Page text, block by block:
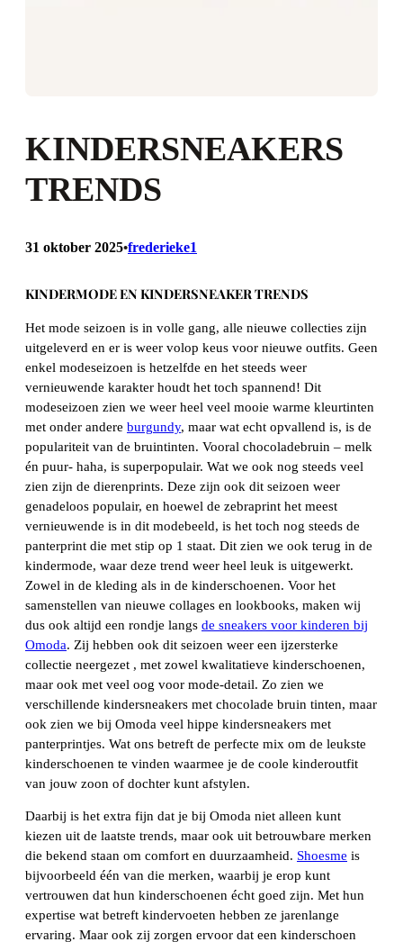
KINDERSNEAKERS
TRENDS
31 oktober 2025•frederieke1
KINDERMODE EN KINDERSNEAKER TRENDS
Het mode seizoen is in volle gang, alle nieuwe collecties zijn
uitgeleverd en er is weer volop keus voor nieuwe outfits. Geen
enkel modeseizoen is hetzelfde en het steeds weer
vernieuwende karakter houdt het toch spannend! Dit
modeseizoen zien we weer heel veel mooie warme kleurtinten
met onder andere burgundy, maar wat echt opvallend is, is de
populariteit van de bruintinten. Vooral chocoladebruin – melk
én puur- haha, is superpopulair. Wat we ook nog steeds veel
zien zijn de dierenprints. Deze zijn ook dit seizoen weer
genadeloos populair, en hoewel de zebraprint het meest
vernieuwende is in dit modebeeld, is het toch nog steeds de
panterprint die met stip op 1 staat. Dit zien we ook terug in de
kindermode, waar deze trend weer heel leuk is uitgewerkt.
Zowel in de kleding als in de kinderschoenen. Voor het
samenstellen van nieuwe collages en lookbooks, maken wij
dus ook altijd een rondje langs de sneakers voor kinderen bij
Omoda. Zij hebben ook dit seizoen weer een ijzersterke
collectie neergezet , met zowel kwalitatieve kinderschoenen,
maar ook met veel oog voor mode-detail. Zo zien we
verschillende kindersneakers met chocolade bruin tinten, maar
ook zien we bij Omoda veel hippe kindersneakers met
panterprintjes. Wat ons betreft de perfecte mix om de leukste
kinderschoenen te vinden waarmee je de coole kinderoutfit
van jouw zoon of dochter kunt afstylen.
Daarbij is het extra fijn dat je bij Omoda niet alleen kunt
kiezen uit de laatste trends, maar ook uit betrouwbare merken
die bekend staan om comfort en duurzaamheid. Shoesme is
bijvoorbeeld één van die merken, waarbij je erop kunt
vertrouwen dat hun kinderschoenen écht goed zijn. Met hun
expertise wat betreft kindervoeten hebben ze jarenlange
ervaring. Maar ook zij zorgen ervoor dat een kinderschoen